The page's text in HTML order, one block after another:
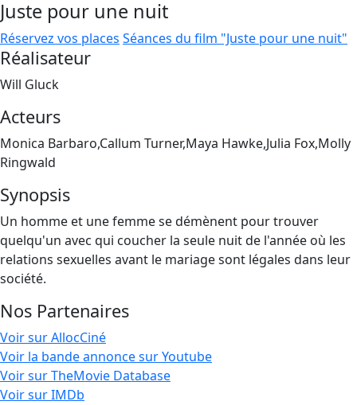
Juste pour une nuit
Réservez vos places Séances du film "Juste pour une nuit"
Réalisateur
Will Gluck
Acteurs
Monica Barbaro,Callum Turner,Maya Hawke,Julia Fox,Molly
Ringwald
Synopsis
Un homme et une femme se démènent pour trouver
quelqu'un avec qui coucher la seule nuit de l'année où les
relations sexuelles avant le mariage sont légales dans leur
société.
Nos Partenaires
Voir sur AllocCiné
Voir la bande annonce sur Youtube
Voir sur TheMovie Database
Voir sur IMDb